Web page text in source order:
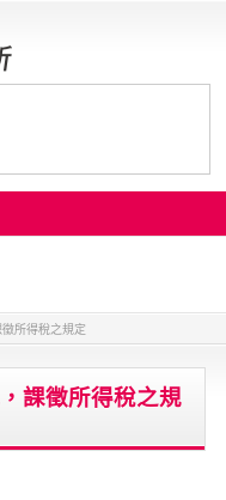
所得稅之規定
課徵所得稅之規